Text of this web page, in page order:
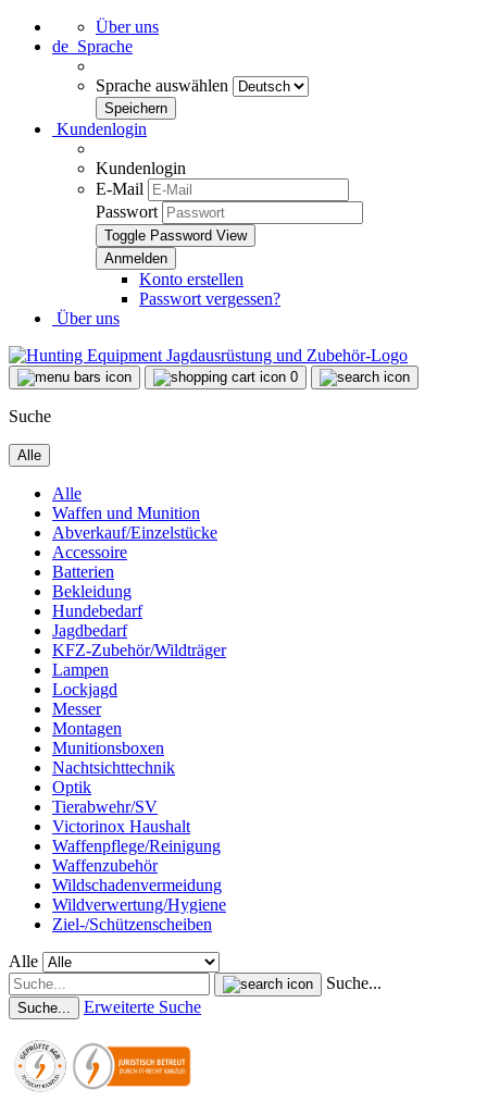
Über uns
de Sprache
Sprache auswählen
Kundenlogin
Kundenlogin
E-Mail
Passwort
Toggle Password View
Konto erstellen
Passwort vergessen?
Über uns
0
Suche
Alle
Alle
Waffen und Munition
Abverkauf/Einzelstücke
Accessoire
Batterien
Bekleidung
Hundebedarf
Jagdbedarf
KFZ-Zubehör/Wildträger
Lampen
Lockjagd
Messer
Montagen
Munitionsboxen
Nachtsichttechnik
Optik
Tierabwehr/SV
Victorinox Haushalt
Waffenpflege/Reinigung
Waffenzubehör
Wildschadenvermeidung
Wildverwertung/Hygiene
Ziel-/Schützenscheiben
Alle
Suche...
Suche... Erweiterte Suche